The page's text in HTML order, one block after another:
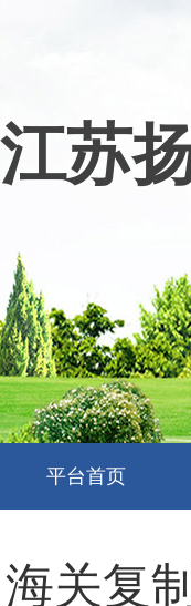
江苏
平台首页
海关复